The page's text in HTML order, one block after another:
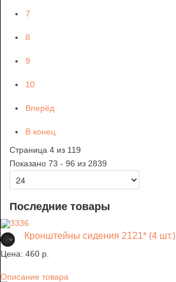
7
8
9
10
Вперёд
В конец
Страница 4 из 119
Показано 73 - 96 из 2839
Последние товары
Кронштейны сидения 2121* (4 шт.)
Цена: 460 p.
Описание товара